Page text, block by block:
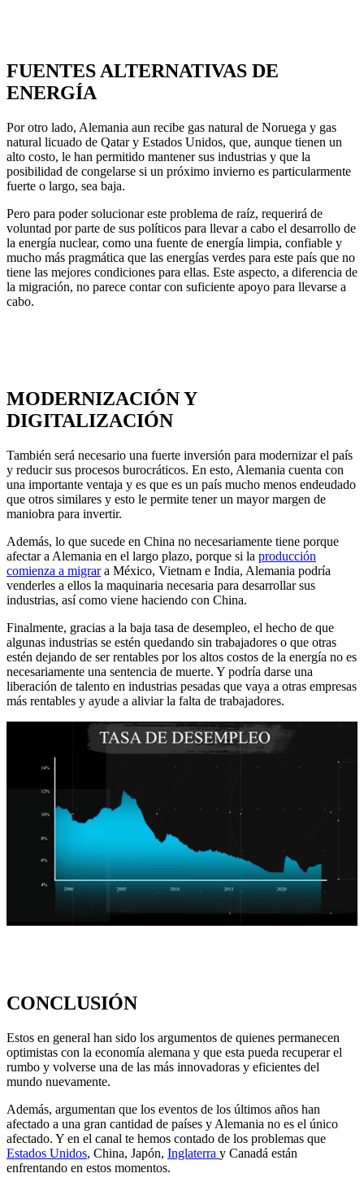
FUENTES ALTERNATIVAS DE
ENERGÍA
Por otro lado, Alemania aun recibe gas natural de Noruega y gas
natural licuado de Qatar y Estados Unidos, que, aunque tienen un
alto costo, le han permitido mantener sus industrias y que la
posibilidad de congelarse si un próximo invierno es particularmente
fuerte o largo, sea baja.
Pero para poder solucionar este problema de raíz, requerirá de
voluntad por parte de sus políticos para llevar a cabo el desarrollo de
la energía nuclear, como una fuente de energía limpia, confiable y
mucho más pragmática que las energías verdes para este país que no
tiene las mejores condiciones para ellas. Este aspecto, a diferencia de
la migración, no parece contar con suficiente apoyo para llevarse a
cabo.
MODERNIZACIÓN Y
DIGITALIZACIÓN
También será necesario una fuerte inversión para modernizar el país
y reducir sus procesos burocráticos. En esto, Alemania cuenta con
una importante ventaja y es que es un país mucho menos endeudado
que otros similares y esto le permite tener un mayor margen de
maniobra para invertir.
Además, lo que sucede en China no necesariamente tiene porque
afectar a Alemania en el largo plazo, porque si la producción
comienza a migrara México, Vietnam e India, Alemania podría
venderles a ellos la maquinaria necesaria para desarrollar sus
industrias, así como viene haciendo con China.
Finalmente, gracias a la baja tasa de desempleo, el hecho de que
algunas industrias se estén quedando sin trabajadores o que otras
estén dejando de ser rentables por los altos costos de la energía no es
necesariamente una sentencia de muerte. Y podría darse una
liberación de talento en industrias pesadas que vaya a otras empresas
más rentables y ayude a aliviar la falta de trabajadores.
CONCLUSIÓN
Estos en general han sido los argumentos de quienes permanecen
optimistas con la economía alemana y que esta pueda recuperar el
rumbo y volverse una de las más innovadoras y eficientes del
mundo nuevamente.
Además, argumentan que los eventos de los últimos años han
afectado a una gran cantidad de países y Alemania no es el único
afectado. Y en el canal te hemos contado de los problemas que
Estados Unidos, China, Japón, Inglaterra y Canadá están
enfrentando en estos momentos.